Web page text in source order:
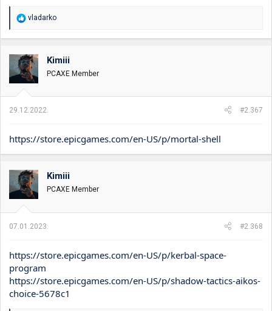
R
a
o
v
a
n
:
vladarko
Kimiii
PCAXE Member
29.12.2022. #2.367
https://store.epicgames.com/en-US/p/mortal-shell
Kimiii
PCAXE Member
07.01.2023. #2.368
https://store.epicgames.com/en-US/p/kerbal-space-
program
https://store.epicgames.com/en-US/p/shadow-tactics-aikos-
choice-5678c1